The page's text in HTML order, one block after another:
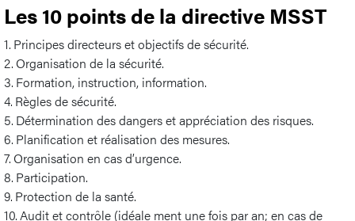
Les 10 points de la directive MSST
1. Principes directeurs et objectifs de sécurité.
2. Organisation de la sécurité.
3. Formation, instruction, information.
4. Règles de sécurité.
5. Détermination des dangers et appréciation des risques.
6. Planification et réalisation des mesures.
7. Organisation en cas d’urgence.
8. Participation.
9. Protection de la santé.
10. Audit et contrôle (idéale ment une fois par an; en cas de